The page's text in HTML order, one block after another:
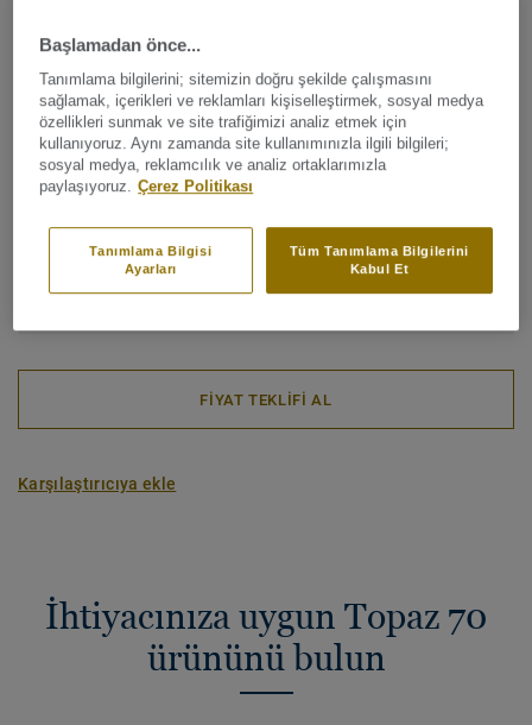
Toplam kalınlık:2,50 mm
Rulo (3 ref.)
Karbon ayak izi (Cradle to gate)
5.95 kg CO2/m2
PROJEM KARBON AYAK IZI
FİYAT TEKLİFİ AL
Karşılaştırıcıya ekle
İhtiyacınıza uygun Topaz 70
ürününü bulun
Başlamadan önce...
Tanımlama bilgilerini; sitemizin doğru şekilde çalışmasını
sağlamak, içerikleri ve reklamları kişiselleştirmek, sosyal medya
özellikleri sunmak ve site trafiğimizi analiz etmek için
kullanıyoruz. Aynı zamanda site kullanımınızla ilgili bilgileri;
sosyal medya, reklamcılık ve analiz ortaklarımızla
paylaşıyoruz. Çerez Politikası
Tüm Tanımlama Bilgilerini
Kabul Et
Tanımlama Bilgisi
Ayarları